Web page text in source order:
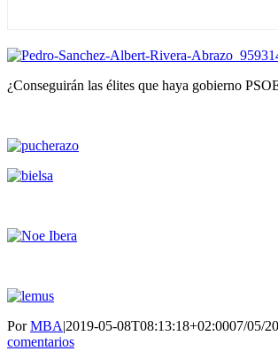
¿Conseguirán las élites que haya gobierno
PorMBA|2019-05-08T08:13:18+02:0007/05/
comentarios